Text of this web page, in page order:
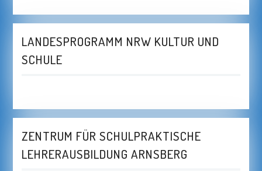
LANDESPROGRAMM NRW KULTUR UND
SCHULE
ZENTRUM FÜR SCHULPRAKTISCHE
LEHRERAUSBILDUNG ARNSBERG